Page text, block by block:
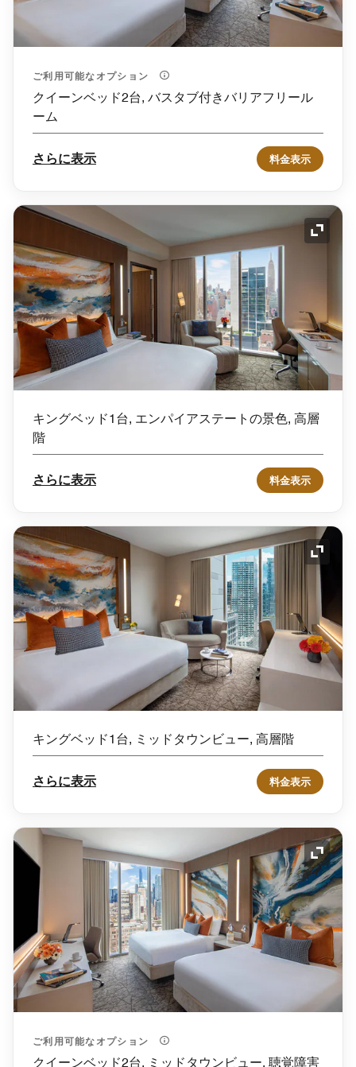
ご利用可能なオプション
クイーンベッド2台, バスタブ付きバリアフリール
ーム
さらに表示 料金表示
アイ
キングベッド1台, エンパイアステートの景色, 高層
階
さらに表示 料金表示
アイ
キングベッド1台, ミッドタウンビュー, 高層階
さらに表示 料金表示
アイ
ご利用可能なオプション
クイーンベッド2台, ミッドタウンビュー, 聴覚障害